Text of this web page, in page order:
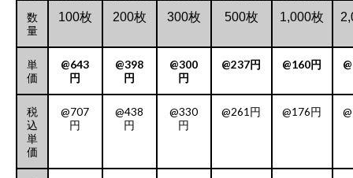
数
量
100枚 200枚 300枚 500枚 1,000枚
単
価
@643
円
@398
円
@300
円
@237円 @160円
税
込
単
価
@707
円
@438
円
@330
円
@261円 @176円